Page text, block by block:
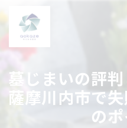
墓じまいの評
薩摩川内市で
の